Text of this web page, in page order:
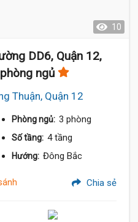
10
DD6, Quận 12,
ngủ
Thuận, Quận 12
Phòng ngủ: 3 phòng
Số tầng: 4 tầng
Hướng: Đông Bắc
Chia sẻ